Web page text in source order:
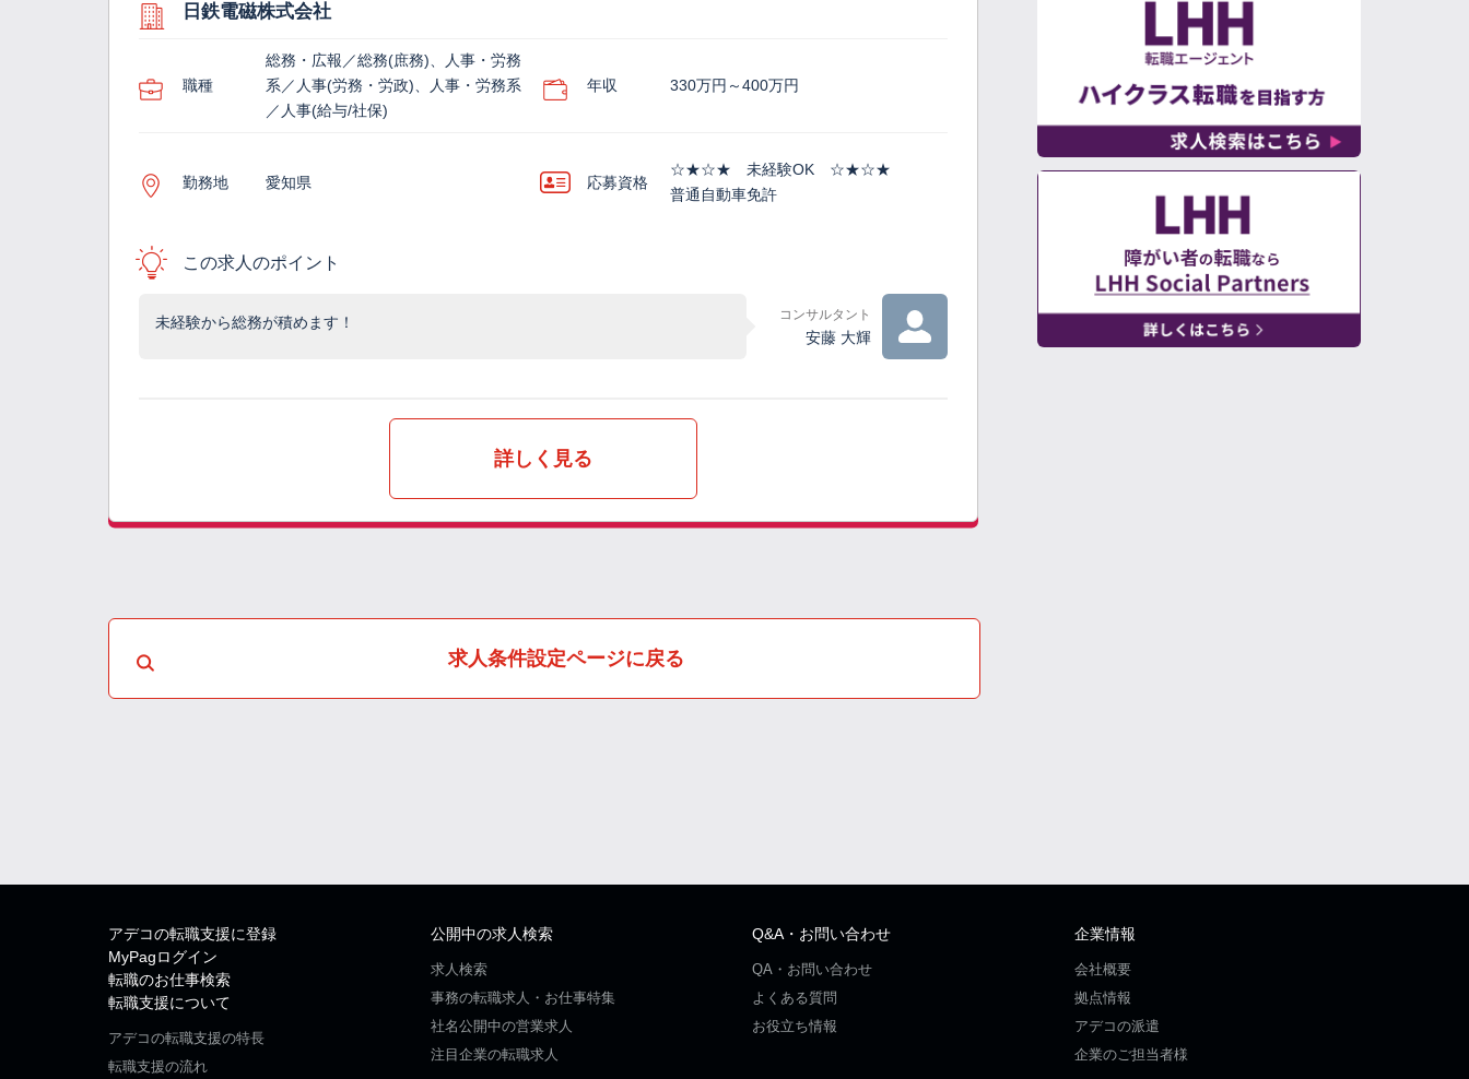
日鉄電磁株式会社
職種
総務・広報／総務(庶務)、人事・労務
系／人事(労務・労政)、人事・労務系
／人事(給与/社保)
年収 330万円～400万円
勤務地 愛知県 応募資格
☆★☆★ 未経験OK ☆★☆★
普通自動車免許
この求人のポイント
未経験から総務が積めます！ コンサルタント
安藤 大輝
詳しく見る
求人条件設定ページに戻る
アデコの転職支援に登録
MyPagログイン
転職のお仕事検索
転職支援について
アデコの転職支援の特長
転職支援の流れ
公開中の求人検索
求人検索
事務の転職求人・お仕事特集
社名公開中の営業求人
注目企業の転職求人
Q&A・お問い合わせ
QA・お問い合わせ
よくある質問
お役立ち情報
企業情報
会社概要
拠点情報
アデコの派遣
企業のご担当者様